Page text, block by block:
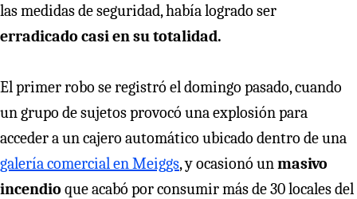
las medidas de seguridad, había logrado ser
erradicado casi en su totalidad.
El primer robo se registró el domingo pasado, cuando
un grupo de sujetos provocó una explosión para
acceder a un cajero automático ubicado dentro de una
galería comercial en Meiggs, y ocasionó unmasivo
incendio que acabó por consumir más de 30 locales del